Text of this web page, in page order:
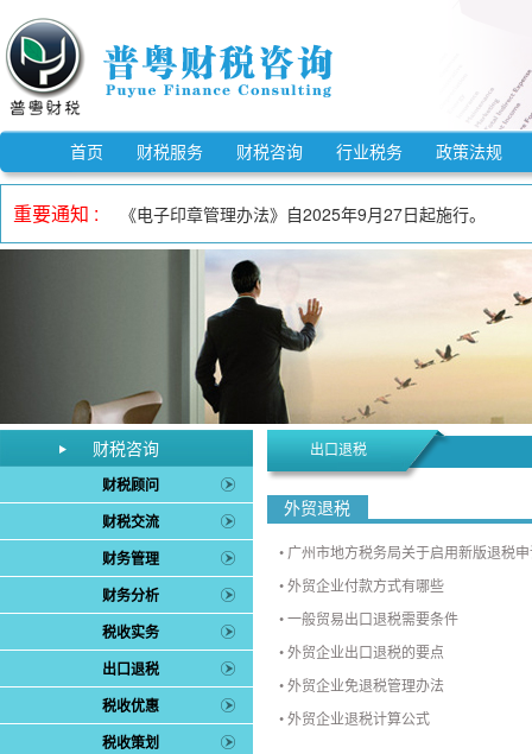
首页 财税服务 财税咨询 行业税务 政策法规
重要通知 :
《市场监督管理信用修复管理办法》自2025年12月25
《中华人民共和国反不正当竞争法》自2025年10月15
自2023年1月1日至2027年12月31日，适用3%预征率
《电子印章管理办法》自2025年9月27日起施行。
自2023年1月1日至2027年12月31日，增值税小规模纳
自2023年1月1日至2027年12月31日，对月销售额10
《欠税公告办法》自2026年3月1日起施行。
《中华人民共和国增值税法实施条例》自2026年1月1
自2023年1月1日至2027年12月31日，允许先进制造
《中华人民共和国增值税法》自2026年1月1日起施行。
《市场监督管理信用修复管理办法》自2025年12月25
《中华人民共和国反不正当竞争法》自2025年10月15
财税咨询
财税顾问
财税交流
财务管理
财务分析
税收实务
出口退税
税收优惠
税收策划
出口退税
外贸退税
• 广州市地方税务局关于启用新版退税
•外贸企业付款方式有哪些
•一般贸易出口退税需要条件
•外贸企业出口退税的要点
•外贸企业免退税管理办法
•外贸企业退税计算公式